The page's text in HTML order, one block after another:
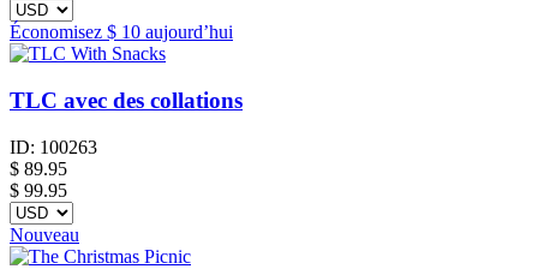
Économisez $ 10 aujourd’hui
TLC avec des collations
ID: 100263
$ 89.95
$ 99.95
Nouveau